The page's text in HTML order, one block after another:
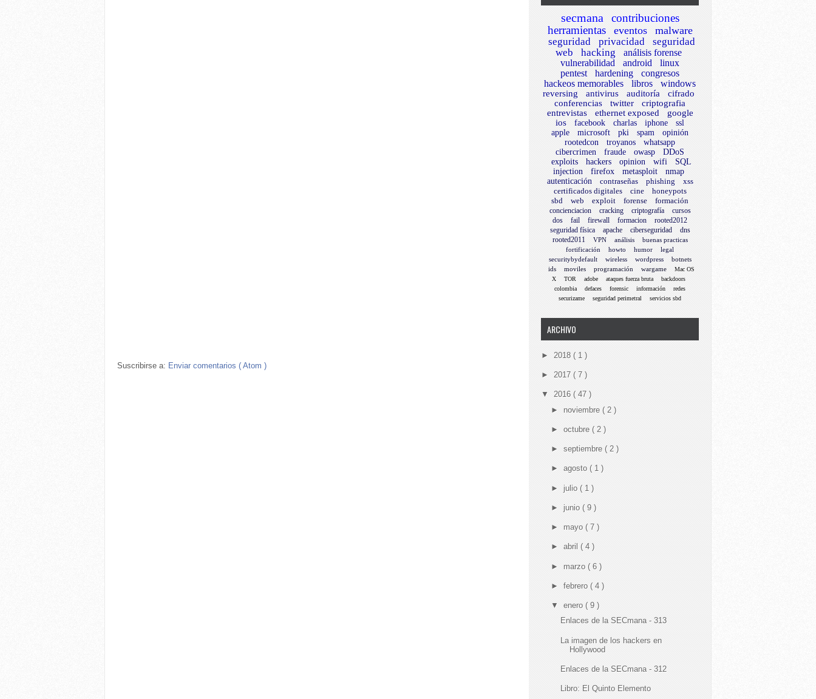
Suscribirse a: Enviar comentarios ( Atom )
secmana
contribuciones
herramientas
eventos malware
seguridad privacidad
seguridad
web
hacking
análisis forense
vulnerabilidad
android
linux
pentest
hardening
congresos
hackeos memorables
libros windows
reversing antivirus auditoría
cifrado
conferencias
twitter
criptografia
entrevistas
ethernet exposed
google
ios
facebook charlas iphone
ssl
apple
microsoft pki spam
opinión
rootedcon
troyanos
whatsapp
cibercrimen
fraude owasp
DDoS
exploits
hackers opinion wifi
SQL
injection
firefox metasploit
nmap
autenticación
contraseñas phishing
xss
certificados digitales
cine
honeypots
sbd
web exploit forense formación
concienciacion cracking criptografía
cursos
dos
fail firewall formacion
rooted2012
seguridad física
apache ciberseguridad
dns
rooted2011
VPN análisis
buenas practicas
fortificación
howto humor
legal
securitybydefault
wireless wordpress
botnets
ids
moviles programación wargame
Mac OS
X
TOR adobe ataques fuerza bruta
backdoors
colombia
defaces forensic información
redes
securizame
seguridad perimetral servicios sbd
ARCHIVO
► 2018 ( 1 )
► 2017 ( 7 )
▼ 2016 ( 47 )
► noviembre ( 2 )
► octubre ( 2 )
► septiembre ( 2 )
► agosto ( 1 )
► julio ( 1 )
► junio ( 9 )
► mayo ( 7 )
► abril ( 4 )
► marzo ( 6 )
► febrero ( 4 )
▼ enero ( 9 )
Enlaces de la SECmana - 313
La imagen de los hackers en
Hollywood
Enlaces de la SECmana - 312
Libro: El Quinto Elemento